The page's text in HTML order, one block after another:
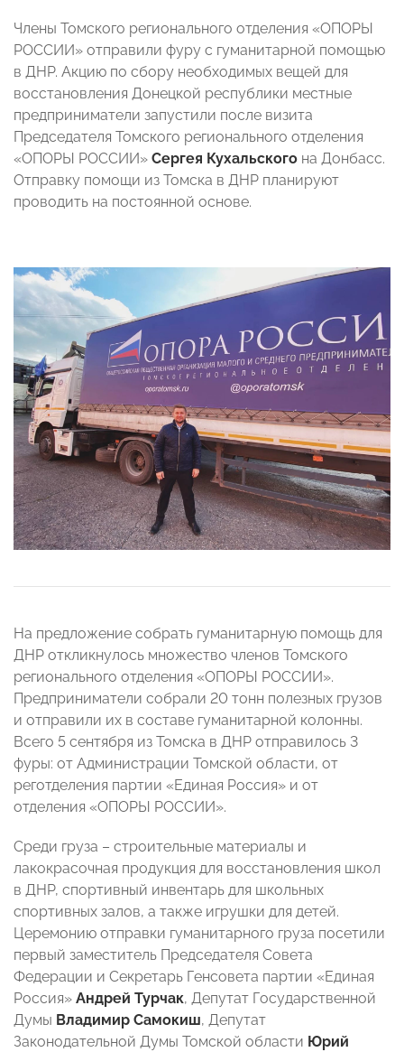
Члены Томского регионального отделения «ОПОРЫ
РОССИИ» отправили фуру с гуманитарной помощью
в ДНР. Акцию по сбору необходимых вещей для
восстановления Донецкой республики местные
предприниматели запустили после визита
Председателя Томского регионального отделения
«ОПОРЫ РОССИИ» Сергея Кухальского на Донбасс.
Отправку помощи из Томска в ДНР планируют
проводить на постоянной основе.
На предложение собрать гуманитарную помощь для
ДНР откликнулось множество членов Томского
регионального отделения «ОПОРЫ РОССИИ».
Предприниматели собрали 20 тонн полезных грузов
и отправили их в составе гуманитарной колонны.
Всего 5 сентября из Томска в ДНР отправилось 3
фуры: от Администрации Томской области, от
реготделения партии «Единая Россия» и от
отделения «ОПОРЫ РОССИИ».
Среди груза – строительные материалы и
лакокрасочная продукция для восстановления школ
в ДНР, спортивный инвентарь для школьных
спортивных залов, а также игрушки для детей.
Церемонию отправки гуманитарного груза посетили
первый заместитель Председателя Совета
Федерации и Секретарь Генсовета партии «Единая
Россия» Андрей Турчак, Депутат Государственной
Думы Владимир Самокиш, Депутат
Законодательной Думы Томской области Юрий